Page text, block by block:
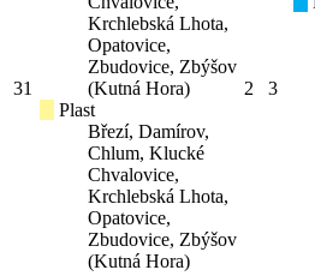
31
Krchlebská Lhota,
Opatovice,
Zbudovice, Zbýšov
(Kutná Hora)
Plast
Březí, Damírov,
Chlum, Klucké
Chvalovice,
Krchlebská Lhota,
Opatovice,
Zbudovice, Zbýšov
(Kutná Hora)
2 3